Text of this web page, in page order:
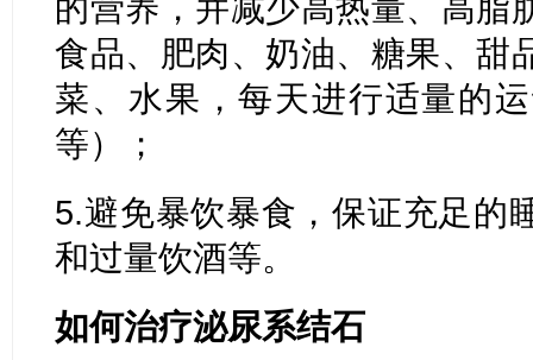
食品、肥肉、奶油、糖果、甜
菜、水果，每天进行适量的
等）；
5.避免暴饮暴食，保证充足的
和过量饮酒等。
如何治疗泌尿系结石